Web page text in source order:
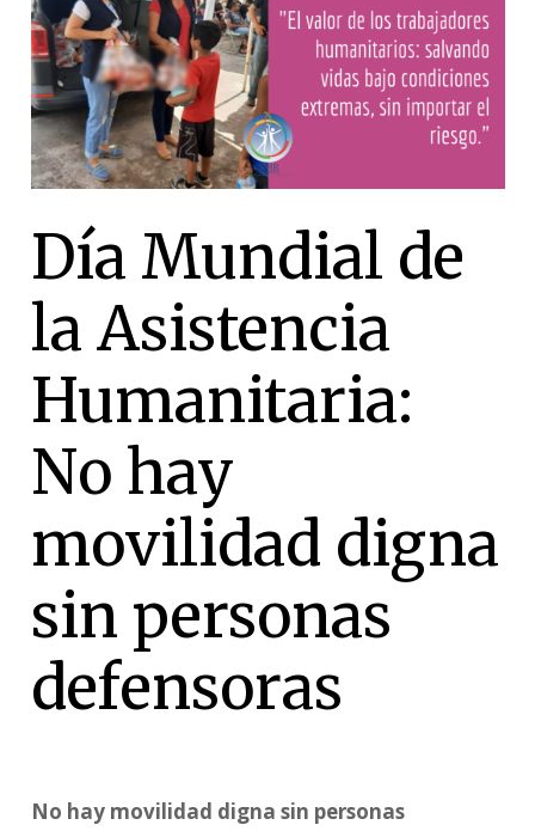
Día Mundial de
la Asistencia
Humanitaria:
No hay
movilidad digna
sin personas
defensoras
No hay movilidad digna sin personas